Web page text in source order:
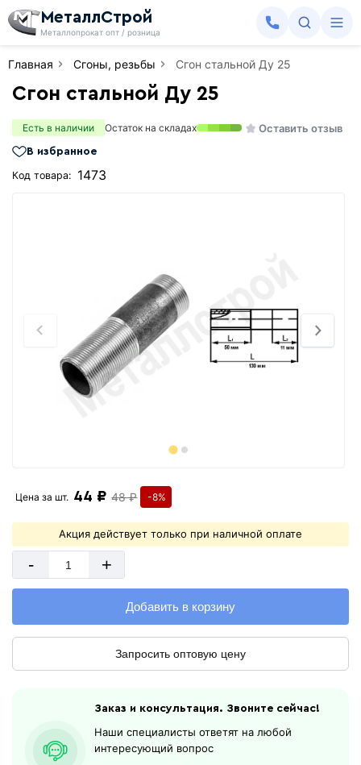
МеталлСтрой
Металлопрокат опт / розница
Главная Сгоны, резьбы Сгон стальной Ду 25
Сгон стальной Ду 25
Есть в наличии Остаток на складах Оставить отзыв
В избранное
Код товара: 1473
Цена за шт. 44 ₽ 48 ₽ -8%
Акция действует только при наличной оплате
- +
Добавить в корзину
Запросить оптовую цену
Заказ и консультация. Звоните сейчас!
Наши специалисты ответят на любой
интересующий вопрос